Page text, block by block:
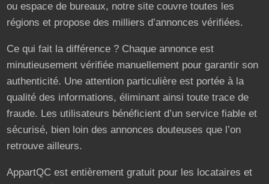
ou espace de bureaux, notre site couvre toutes les
régions et propose des milliers d’annonces vérifiées.
Ce qui fait la différence ? Chaque annonce est
minutieusement vérifiée manuellement pour garantir son
authenticité. Une attention particulière est portée à la
qualité des informations, éliminant ainsi toute trace de
fraude. Les utilisateurs bénéficient d’un service fiable et
sécurisé, bien loin des annonces douteuses que l’on
retrouve ailleurs.
AppartQC est entièrement gratuit pour les locataires et